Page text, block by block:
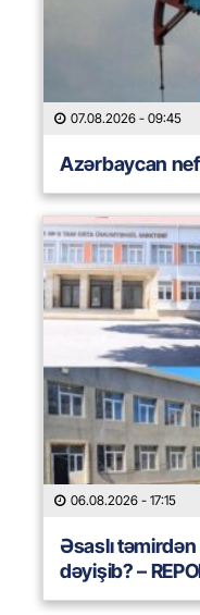
07.08.2026 - 09:45
Azərbaycan
06.08.2026 - 17:15
Əsaslı
dəyişib? –